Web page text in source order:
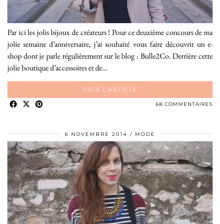
Par ici les jolis bijoux de créateurs ! Pour ce deuxième concours de ma
jolie semaine d’anniversaire, j’ai souhaité vous faire découvrir un e-
shop dont je parle régulièrement sur le blog : Bulle2Co. Derrière cette
jolie boutique d’accessoires et de…
VOIR L’ARTICLE
68 COMMENTAIRES
6 NOVEMBRE 2014 MODE